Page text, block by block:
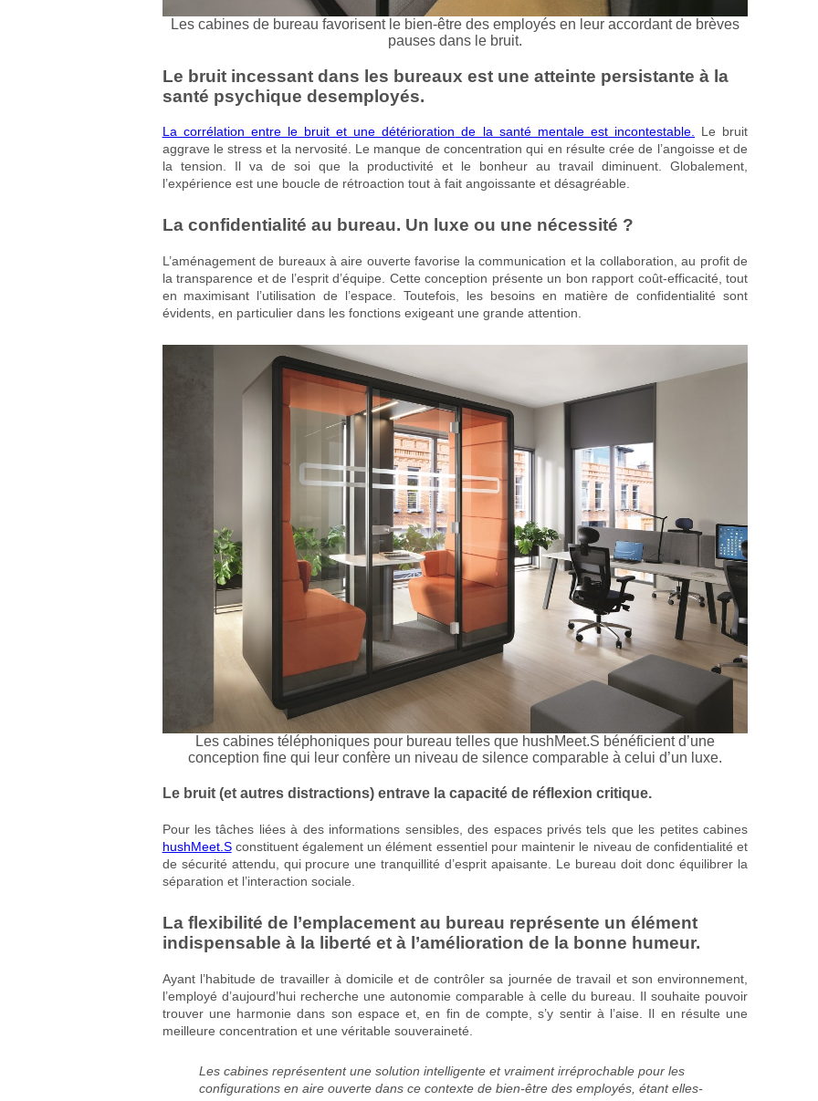
Les cabines de bureau favorisent le bien-être des employés en leur accordant de brèves
pauses dans le bruit.
Le bruit incessant dans les bureaux est une atteinte persistante à la
santé psychique desemployés.
La corrélation entre le bruit et une détérioration de la santé mentale est incontestable. Le bruit
aggrave le stress et la nervosité. Le manque de concentration qui en résulte crée de l’angoisse et de
la tension. Il va de soi que la productivité et le bonheur au travail diminuent. Globalement,
l’expérience est une boucle de rétroaction tout à fait angoissante et désagréable.
La confidentialité au bureau. Un luxe ou une nécessité ?
L’aménagement de bureaux à aire ouverte favorise la communication et la collaboration, au profit de
la transparence et de l’esprit d’équipe. Cette conception présente un bon rapport coût-efficacité, tout
en maximisant l’utilisation de l’espace. Toutefois, les besoins en matière de confidentialité sont
évidents, en particulier dans les fonctions exigeant une grande attention.
Les cabines téléphoniques pour bureau telles que hushMeet.S bénéficient d’une
conception fine qui leur confère un niveau de silence comparable à celui d’un luxe.
Le bruit (et autres distractions) entrave la capacité de réflexion critique.
Pour les tâches liées à des informations sensibles, des espaces privés tels que les petites cabines
hushMeet.Sconstituent également un élément essentiel pour maintenir le niveau de confidentialité et
de sécurité attendu, qui procure une tranquillité d’esprit apaisante. Le bureau doit donc équilibrer la
séparation et l’interaction sociale.
La flexibilité de l’emplacement au bureau représente un élément
indispensable à la liberté et à l’amélioration de la bonne humeur.
Ayant l’habitude de travailler à domicile et de contrôler sa journée de travail et son environnement,
l’employé d’aujourd’hui recherche une autonomie comparable à celle du bureau. Il souhaite pouvoir
trouver une harmonie dans son espace et, en fin de compte, s’y sentir à l’aise. Il en résulte une
meilleure concentration et une véritable souveraineté.
Les cabines représentent une solution intelligente et vraiment irréprochable pour les
configurations en aire ouverte dans ce contexte de bien-être des employés, étant elles-